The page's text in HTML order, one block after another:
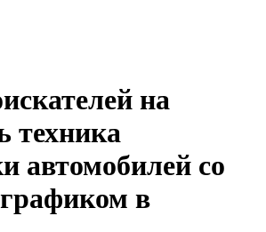
на
техника
автомобилей со
в